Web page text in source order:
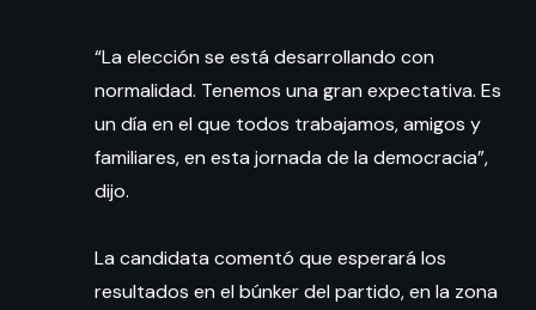
“La elección se está desarrollando con
normalidad. Tenemos una gran expectativa. Es
un día en el que todos trabajamos, amigos y
familiares, en esta jornada de la democracia”,
dijo.
La candidata comentó que esperará los
resultados en el búnker del partido, en la zona